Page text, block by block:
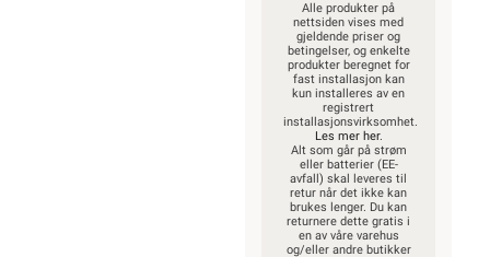
Alle produkter på
nettsiden vises med
gjeldende priser og
betingelser, og enkelte
produkter beregnet for
fast installasjon kan
kun installeres av en
registrert
installasjonsvirksomhet.
Les mer her.
Alt som går på strøm
eller batterier (EE-
avfall) skal leveres til
retur når det ikke kan
brukes lenger. Du kan
returnere dette gratis i
en av våre varehus
og/eller andre butikker